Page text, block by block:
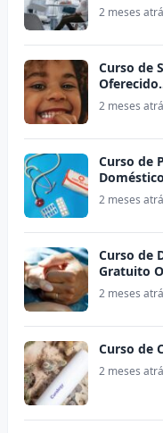
2 meses
Curso de
2 meses
Curso de
2 meses
Curso de
Gratuito
2 meses
Curso de
2 meses